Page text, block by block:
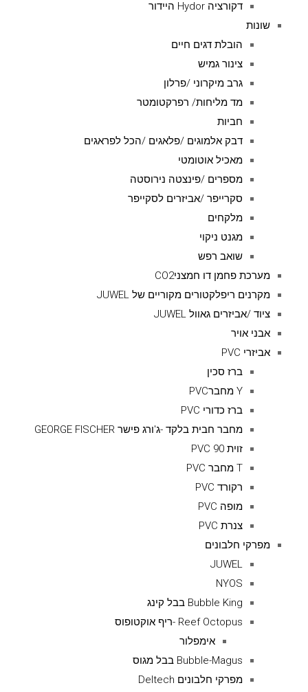
דקורציה Hydor היידור
שונות
הובלת דגים חיים
צינור גמיש
גרב מיקרוני /פרלון
מד מליחות/ רפרקטומטר
חביות
דבק אלמוגים /פלאגים /הכל לפראגים
מאכיל אוטומטי
מספרים /פינצטה נירוסטה
סקרייפר /אביזרים לסקייפר
מלקחים
מגנט ניקוי
שואב רפש
מערכת פחמן דו חמצניCO2
מקרנים ריפלקטורים מקוריים של JUWEL
ציוד /אביזרים גאוול JUWEL
אבני אויר
אביזרי PVC
ברז סכין
Y מחברPVC
ברז כדורי PVC
מחבר חבית בלקד -ג'ורג פישר GEORGE FISCHER
זוית 90 PVC
T מחבר PVC
רקורד PVC
מופה PVC
צנרת PVC
מפרקי חלבונים
JUWEL
NYOS
Bubble King בבל קינג
Reef Octopus -ריף אוקטופוס
אימפלור
Bubble-Magus בבל מגוס
מפרקי חלבונים Deltech